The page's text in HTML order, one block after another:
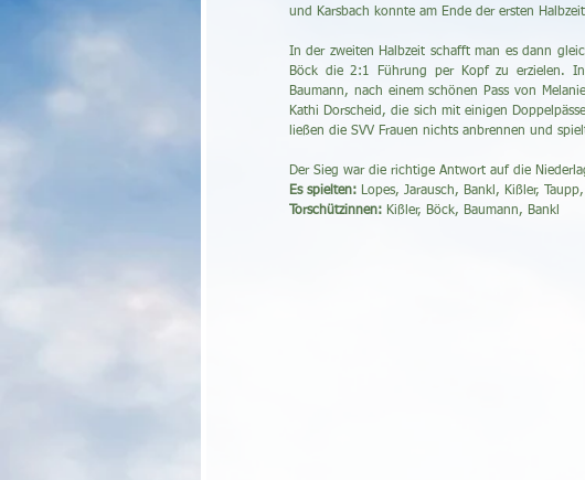
und Karsbach konnte am Ende der ersten
In der zweiten Halbzeit schafft man es dann
Böck die 2:1 Führung per Kopf zu erzielen.
Baumann, nach einem schönen Pass von
Kathi Dorscheid, die sich mit einigen
ließen die SVV Frauen nichts anbrennen und
Der Sieg war die richtige Antwort auf die
Es spielten: Lopes, Jarausch, Bankl, Kißler,
Torschützinnen: Kißler, Böck, Baumann, Bankl